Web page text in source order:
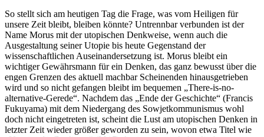
So stellt sich am heutigen Tag die Frage, was vom Heiligen für
unsere Zeit bleibt, bleiben könnte? Untrennbar verbunden ist der
Name Morus mit der utopischen Denkweise, wenn auch die
Ausgestaltung seiner Utopie bis heute Gegenstand der
wissenschaftlichen Auseinandersetzung ist. Morus bleibt ein
wichtiger Gewährsmann für ein Denken, das ganz bewusst über die
engen Grenzen des aktuell machbar Scheinenden hinausgetrieben
wird und so nicht gefangen bleibt im bequemen „There-is-no-
alternative-Gerede“. Nachdem das „Ende der Geschichte“ (Francis
Fukuyama) mit dem Niedergang des Sowjetkommunismus wohl
doch nicht eingetreten ist, scheint die Lust am utopischen Denken in
letzter Zeit wieder größer geworden zu sein, wovon etwa Titel wie